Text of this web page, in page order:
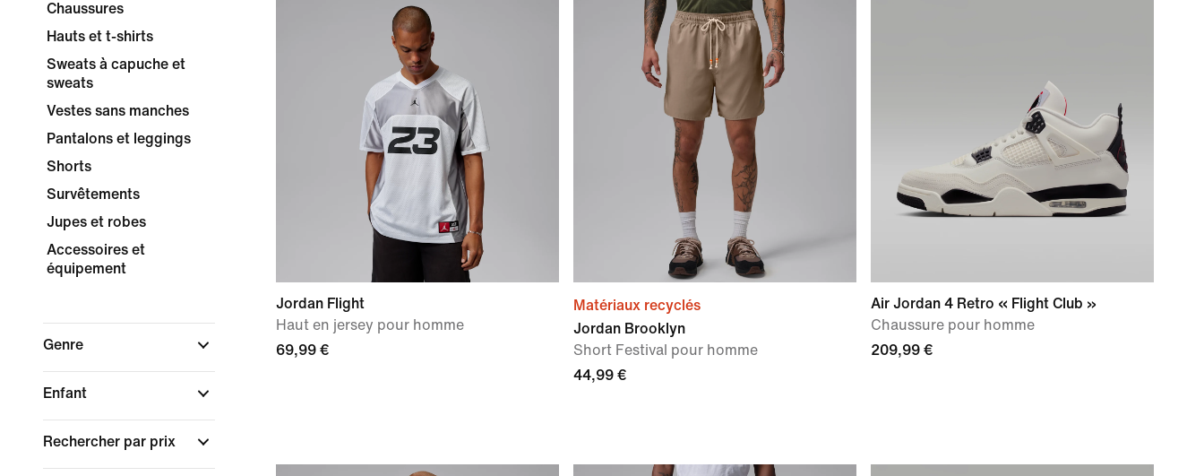
Chaussures
Hauts et t-shirts
Sweats à capuche et
sweats
Vestes sans manches
Pantalons et leggings
Shorts
Survêtements
Jupes et robes
Accessoires et
équipement
Genre
Enfant
Rechercher par prix
Jordan Flight
Haut en jersey pour homme
69,99 €
Matériaux recyclés
Jordan Brooklyn
Short Festival pour homme
44,99 €
Air Jordan 4 Retro « Flight Club »
Chaussure pour homme
209,99 €